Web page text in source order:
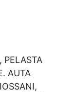
PELASTA
AUTA